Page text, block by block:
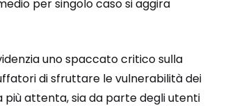
per singolo caso si aggira
uno spaccato critico sulla
di sfruttare le vulnerabilità dei
più attenta, sia da parte degli utenti